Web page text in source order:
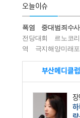
오늘이슈
폭염 중대범죄수
전당대회
르노코
역
극지해양미래
부산메디클
장
하